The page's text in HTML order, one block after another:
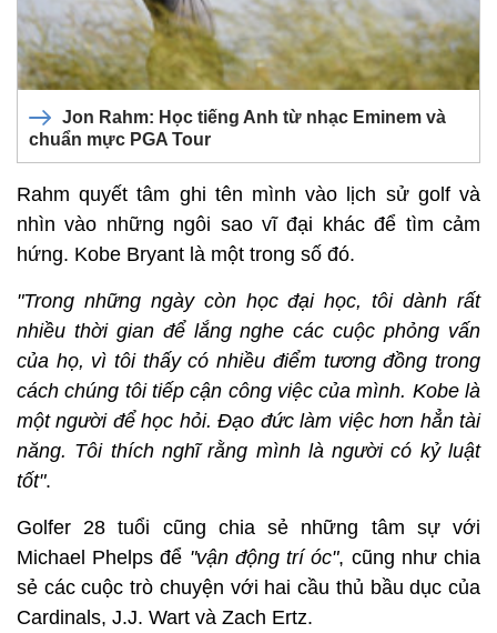
Jon Rahm: Học tiếng Anh từ nhạc Eminem và
chuẩn mực PGA Tour
Rahm quyết tâm ghi tên mình vào lịch sử golf và
nhìn vào những ngôi sao vĩ đại khác để tìm cảm
hứng. Kobe Bryant là một trong số đó.
"Trong những ngày còn học đại học, tôi dành rất
nhiều thời gian để lắng nghe các cuộc phỏng vấn
của họ, vì tôi thấy có nhiều điểm tương đồng trong
cách chúng tôi tiếp cận công việc của mình. Kobe là
một người để học hỏi. Đạo đức làm việc hơn hẳn tài
năng. Tôi thích nghĩ rằng mình là người có kỷ luật
tốt".
Golfer 28 tuổi cũng chia sẻ những tâm sự với
Michael Phelps để "vận động trí óc", cũng như chia
sẻ các cuộc trò chuyện với hai cầu thủ bầu dục của
Cardinals, J.J. Wart và Zach Ertz.